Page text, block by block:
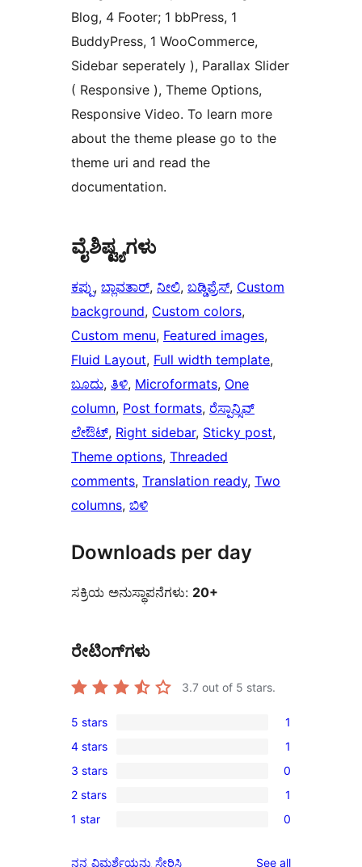
Blog, 4 Footer; 1 bbPress, 1
BuddyPress, 1 WooCommerce,
Sidebar seperately ), Parallax Slider
( Responsive ), Theme Options,
Responsive Video. To learn more
about the theme please go to the
theme uri and read the
documentation.
ವೈಶಿಷ್ಟ್ಯಗಳು
ಕಪ್ಪು, ಬ್ಲಾವತಾರ್, ನೀಲಿ, ಬಡ್ಡಿಪ್ರೆಸ್, Custom
background, Custom colors
Custom menu, Featured images
Fluid Layout, Full width template
ಬೂದು, ತಿಳಿ, Microformats, One
column, Post formats, ರೆಸ್ಪಾನ್ಸಿವ್
ಲೇಔಟ್, Right sidebar, Sticky post
Theme options, Threaded
comments, Translation ready, Two
columns, ಬಿಳಿ
Downloads per day
ಸಕ್ರಿಯ ಅನುಸ್ಥಾಪನೆಗಳು: 20+
ರೇಟಿಂಗ್‌ಗಳು
3.7 out of 5 stars.
1
5-
star
review
5 stars 1
1
4-
star
review
4 stars 1
0
3-
star
3 stars 0
1
2-
2 stars 1
0
1 star 0
ನನ್ನ ವಿಮರ್ಶೆಯನ್ನು ಸೇರಿಸಿ See allreviews